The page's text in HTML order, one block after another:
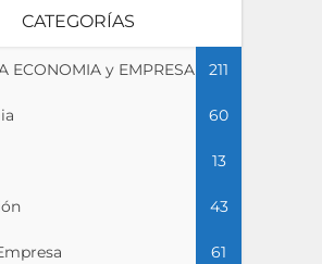
CATEGORÍAS
ECONOMIA y EMPRESA 211
60
13
43
61